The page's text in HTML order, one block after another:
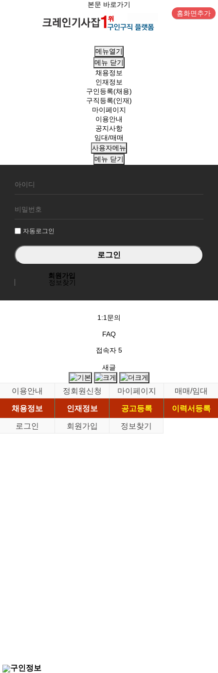
본문 바로가기
홈화면추가
메뉴열기
메뉴 닫기
채용정보
인재정보
구인등록(채용)
구직등록(인재)
마이페이지
이용안내
공지사항
임대/매매
사용자메뉴
메뉴 닫기
원
그
자동로그인
회원가입
정보찾기
1:1문의
FAQ
접속자 5
새글
이용안내 정회원신청 마이페이지
매매/임대
채용정보
인재정보 공고등록
이력서등록
로그인
회원가입 정보찾기
구인정보